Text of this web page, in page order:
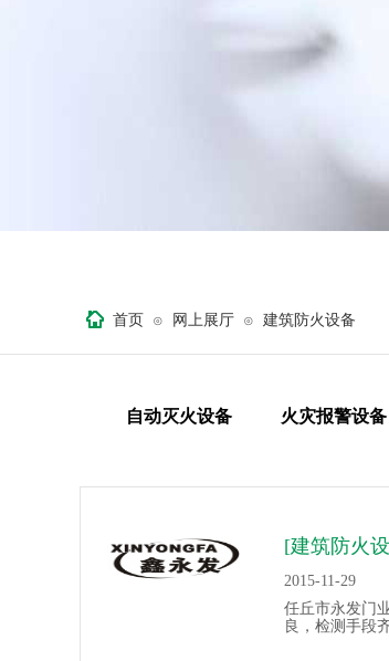
首页 ⊙ 网上展厅 ⊙ 建筑防火设备
自动灭火设备 火灾报警设备
[建筑防火
2015-11-29
任丘市永发门
良，检测手段